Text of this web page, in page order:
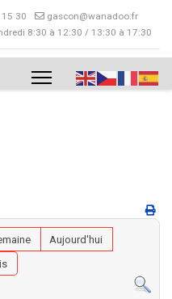
30
gascon@wanadoo.fr
8:30 à 12:30 / 13:30 à 17:30
Aujourd'hui